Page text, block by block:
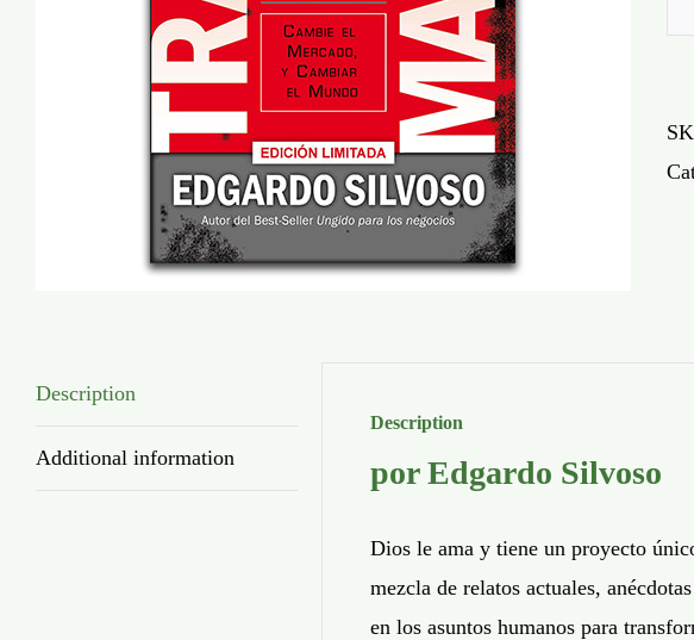
Description
Additional information
Description
por Edgardo Silvoso
Dios le ama y tiene un proyecto
mezcla de relatos actuales,
en los asuntos humanos para